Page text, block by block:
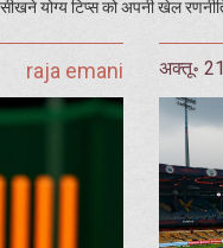
योग्य टिप्स को अपनी खेल
raja emani अक्तू॰